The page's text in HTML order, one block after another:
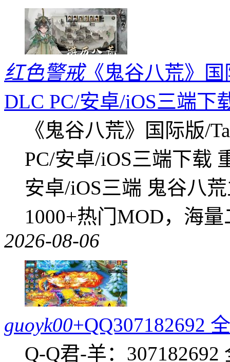
红色警戒《鬼谷八荒》国
DLC PC/安卓/iOS三端下
《鬼谷八荒》国际版/
PC/安卓/iOS三端下载
安卓/iOS三端 鬼谷八
1000+热门MOD，海
2026-08-06
guoyk00+QQ307182692
Q-Q君-羊：